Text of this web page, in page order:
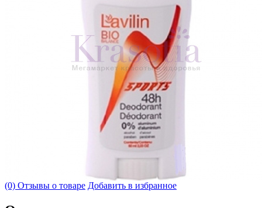
(0) Отзывы о товаре Добавить в избранное